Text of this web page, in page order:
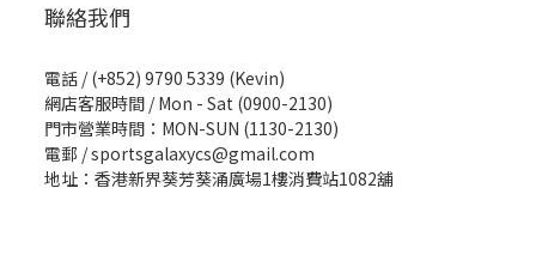
聯絡我們
電話 / (+852) 9790 5339 (Kevin)
網店客服時間 / Mon - Sat (0900-2130)
門市營業時間：MON-SUN (1130-2130)
電郵 / sportsgalaxycs@gmail.com
地址：香港新界葵芳葵涌廣場1樓消費站1082舖